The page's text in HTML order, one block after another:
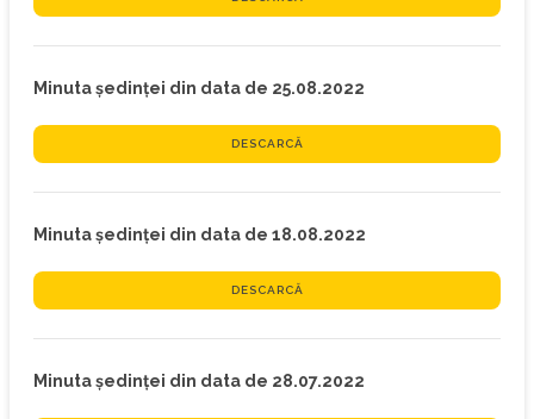
Minuta ședinței din data de 25.08.2022
DESCARCĂ
Minuta ședinței din data de 18.08.2022
DESCARCĂ
Minuta ședinței din data de 28.07.2022